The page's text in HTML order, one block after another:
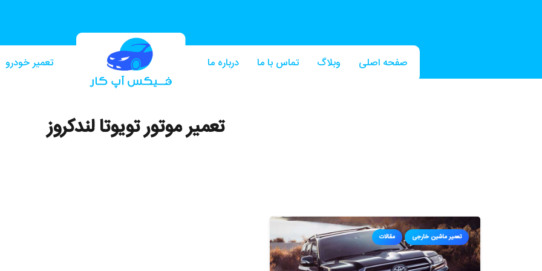
صفحه اصلی وبلاگ تماس با ما درباره ما تعمیر خودرو
تعمیر موتور تویوتا لندکروز
تعمیر ماشین خارجی مقالات